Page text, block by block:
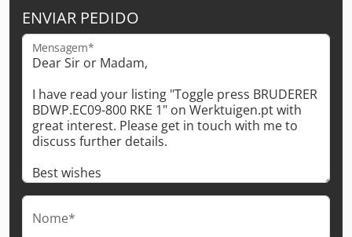
ENVIAR PEDIDO
Mensagem*
Nome*